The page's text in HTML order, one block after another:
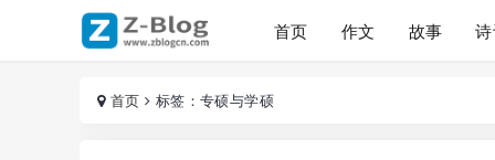
首页 作文 故事
首页 标签：专硕与学硕